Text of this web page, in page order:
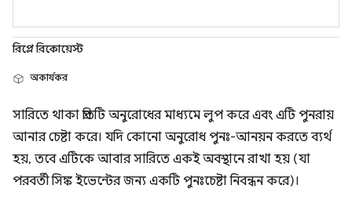
রিপ্লে রিকোয়েস্ট
অকার্যকর
সারিতে থাকা প্রতিটি অনুরোধের মাধ্যমে লুপ করে এবং এটি পুনরায়
আনার চেষ্টা করে। যদি কোনো অনুরোধ পুনঃ-আনয়ন করতে ব্যর্থ
হয়, তবে এটিকে আবার সারিতে একই অবস্থানে রাখা হয় (যা
পরবর্তী সিঙ্ক ইভেন্টের জন্য একটি পুনঃচেষ্টা নিবন্ধন করে)।